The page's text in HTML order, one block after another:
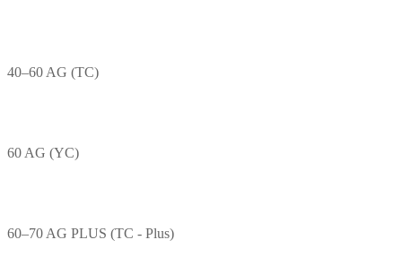
40–60 AG (TC)
60 AG (YC)
60–70 AG PLUS (TC - Plus)